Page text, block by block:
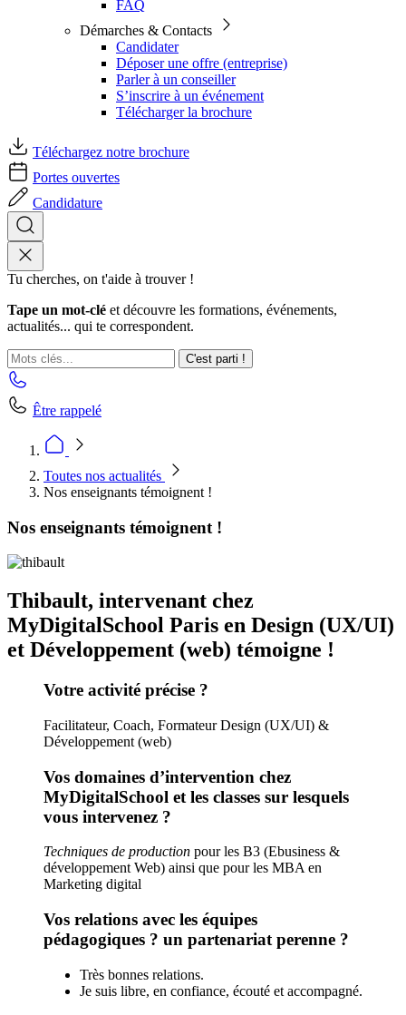
FAQ
Démarches & Contacts
Candidater
Déposer une offre (entreprise)
Parler à un conseiller
S’inscrire à un événement
Télécharger la brochure
Téléchargez notre brochure
Portes ouvertes
Candidature
Tu cherches, on t'aide à trouver !
Tape un mot-clé et découvre les formations, événements,
actualités... qui te correspondent.
C'est parti !
Être rappelé
Toutes nos actualités
Nos enseignants témoignent !
Nos enseignants témoignent !
Thibault, intervenant chez
MyDigitalSchool Paris en Design (UX/UI)
et Développement (web) témoigne !
Votre activité précise ?
Facilitateur, Coach, Formateur Design (UX/UI) &
Développement (web)
Vos domaines d’intervention chez
MyDigitalSchool et les classes sur lesquels
vous intervenez ?
Techniques de production pour les B3 (Ebusiness &
développement Web) ainsi que pour les MBA en
Marketing digital
Vos relations avec les équipes
pédagogiques ? un partenariat perenne ?
Très bonnes relations.
Je suis libre, en confiance, écouté et accompagné.